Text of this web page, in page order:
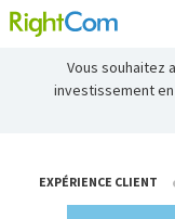
Vous souhaitez
investissement
EXPÉRIENCE CLIENT